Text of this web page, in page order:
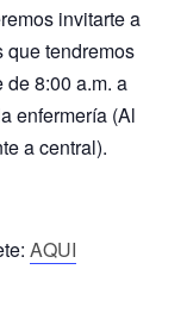
invitarte a
que tendremos
8:00 a.m. a
enfermería (Al
a central).
AQUI